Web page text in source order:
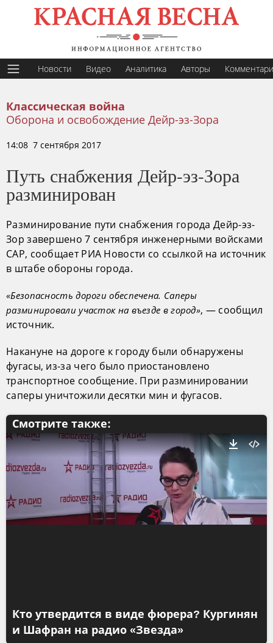
Новости Видео Аналитика Авторы
Классическая война
Оборона и освобождение Дейр-эз-Зора
14:08 7 сентября 2017
Путь снабжения Дейр-эз-Зора
разминирован
Разминирование пути снабжения города Дейр-эз-
Зор завершено 7 сентября инженерными войсками
САР, сообщает РИА Новости со ссылкой на источник
в штабе обороны города.
«Безопасность дороги обеспечена. Саперы
разминировали участок на въезде в город», — сообщил
источник.
Накануне на дороге к городу были обнаружены
фугасы, из-за чего было приостановлено
транспортное сообщение. При разминировании
саперы уничтожили десятки мин и фугасов.
Смотрите также:
Кто утвердится в виде фюрера? Кургинян
и Шафран на радио «Звезда»